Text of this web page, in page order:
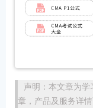
声明：本文章为
章，产品及服务详